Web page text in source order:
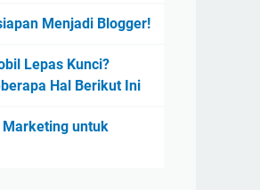
Menjadi Blogger!
Lepas Kunci?
Hal Berikut Ini
Marketing untuk